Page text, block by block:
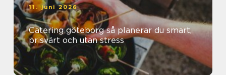
11. juni 2026
Catering göteborg så planerar du smart,
prisvärt och utan stress